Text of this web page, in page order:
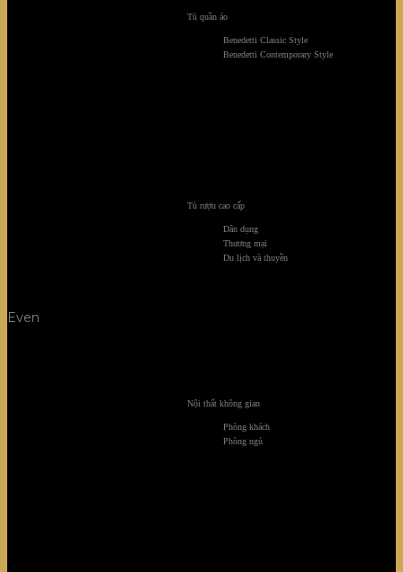
Tủ quần áo
Benedetti Classic Style
Benedetti Contemporary Style
Tủ rượu cao cấp
Dân dụng
Thương mại
Du lịch và thuyền
Nội thất không gian
Phòng khách
Phòng ngủ
Even